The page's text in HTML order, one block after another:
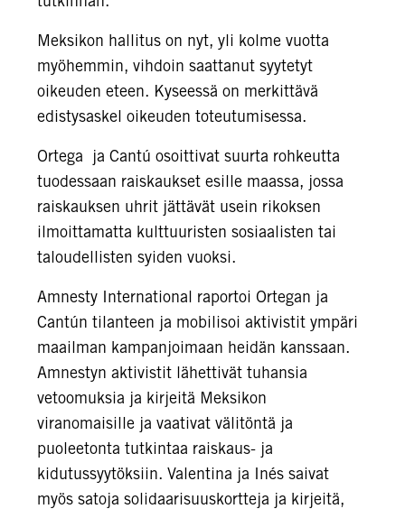
Meksikon hallitus on nyt, yli kolme vuotta
myöhemmin, vihdoin saattanut syytetyt
oikeuden eteen. Kyseessä on merkittävä
edistysaskel oikeuden toteutumisessa.
Ortega ja Cantú osoittivat suurta rohkeutta
tuodessaan raiskaukset esille maassa, jossa
raiskauksen uhrit jättävät usein rikoksen
ilmoittamatta kulttuuristen sosiaalisten tai
taloudellisten syiden vuoksi.
Amnesty International raportoi Ortegan ja
Cantún tilanteen ja mobilisoi aktivistit ympäri
maailman kampanjoimaan heidän kanssaan.
Amnestyn aktivistit lähettivät tuhansia
vetoomuksia ja kirjeitä Meksikon
viranomaisille ja vaativat välitöntä ja
puoleetonta tutkintaa raiskaus- ja
kidutussyytöksiin. Valentina ja Inés saivat
myös satoja solidaarisuuskortteja ja kirjeitä,